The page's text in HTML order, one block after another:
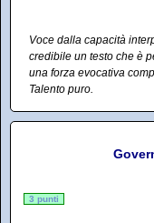
Voce dalla capacità
credibile un testo che è
una forza evocativa
Talento puro.
3 punti